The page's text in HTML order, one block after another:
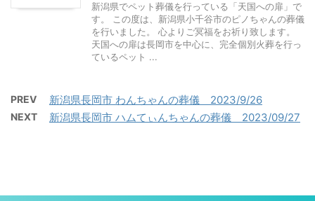
新潟県でペット葬儀を行っている「天国への扉」で
す。 この度は、新潟県小千谷市のピノちゃんの葬儀
を行いました。 心よりご冥福をお祈り致します。
天国への扉は長岡市を中心に、完全個別火葬を行っ
ているペット ...
PREV 新潟県長岡市 わんちゃんの葬儀 2023/9/26
NEXT 新潟県長岡市 ハムてぃんちゃんの葬儀 2023/09/27